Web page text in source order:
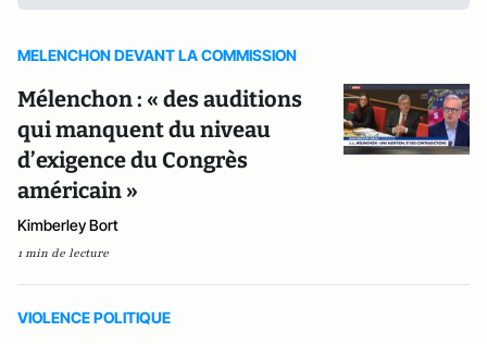
MELENCHON DEVANT LA COMMISSION
Mélenchon : « des auditions
qui manquent du niveau
d’exigence du Congrès
américain »
Kimberley Bort
1 min de lecture
VIOLENCE POLITIQUE